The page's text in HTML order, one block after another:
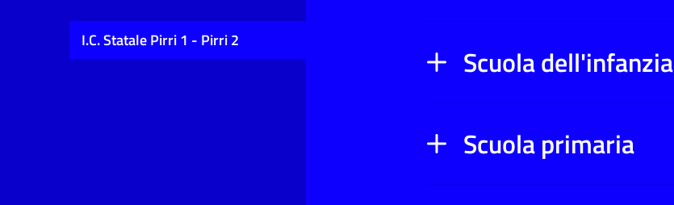
I.C. Statale Pirri 1 - Pirri 2
Scuola dell'infanzia
Scuola primaria